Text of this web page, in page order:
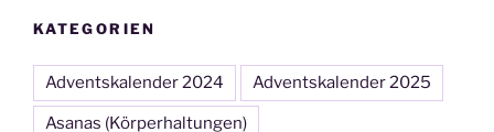
KATEGORIEN
Adventskalender 2024 Adventskalender 2025
Asanas (Körperhaltungen)